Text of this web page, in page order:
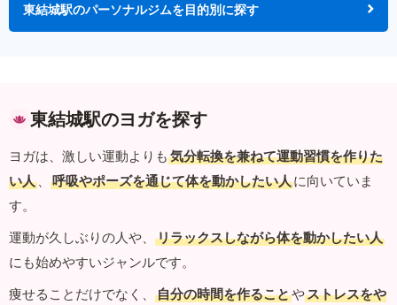
東結城駅のパーソナルジムを目的別に探す
東結城駅のヨガを探す
ヨガは、激しい運動よりも 気分転換を兼ねて運動習慣を作りた
い人 、 呼吸やポーズを通じて体を動かしたい人に向いていま
す。
運動が久しぶりの人や、
リラックスしながら体を動かしたい人
にも始めやすいジャンルです。
痩せることだけでなく、
自分の時間を作ることやストレスをや